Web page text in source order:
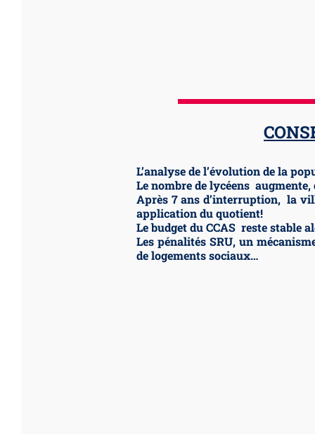
L’analyse de l’évolution de la
Le nombre de lycéens
Après 7 ans d’interruption, la
application du quotient!
Le budget du CCAS reste stable
Les pénalités SRU, un
de logements sociaux…